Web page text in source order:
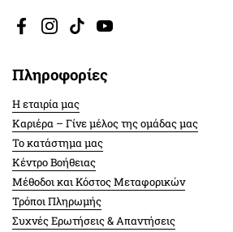
FacebookInstagram
TikTokYouTube
Πληροφορίες
Η εταιρία μας
Καριέρα – Γίνε μέλος της ομάδας μας
Το κατάστημα μας
Κέντρο Βοήθειας
Μέθοδοι και Κόστος Μεταφορικών
Τρόποι Πληρωμής
Συχνές Ερωτήσεις & Απαντήσεις